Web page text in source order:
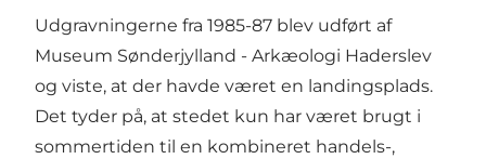
Udgravningerne fra 1985-87 blev udført af
Museum Sønderjylland - Arkæologi Haderslev
og viste, at der havde været en landingsplads.
Det tyder på, at stedet kun har været brugt i
sommertiden til en kombineret handels-,